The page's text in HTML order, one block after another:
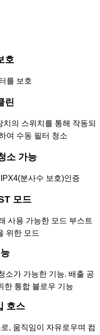
호
를 보호
린
의 스위치를 통해 작동되
여 수동 필터 청소
소 가능
분사수 보호)인증
모드
사용 가능한 모드 부스트
위한 모드
소가 가능한 기능. 배출 공
한 통합 블로우 기능
호스
, 움직임이 자유로우며 컴